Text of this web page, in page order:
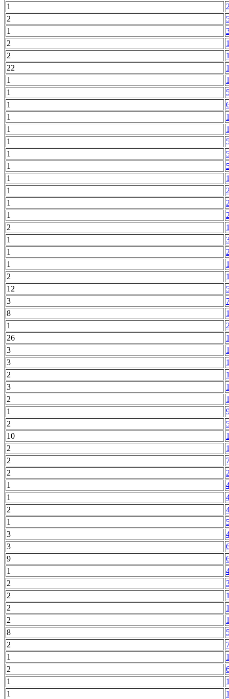
1
2
1
2
2
22
1
1
1
1
1
1
1
1
1
1
1
1
2
1
1
1
2
12
3
8
1
26
3
3
2
3
2
1
2
10
2
2
2
1
1
2
1
3
3
9
1
2
2
2
2
8
2
1
2
1
1